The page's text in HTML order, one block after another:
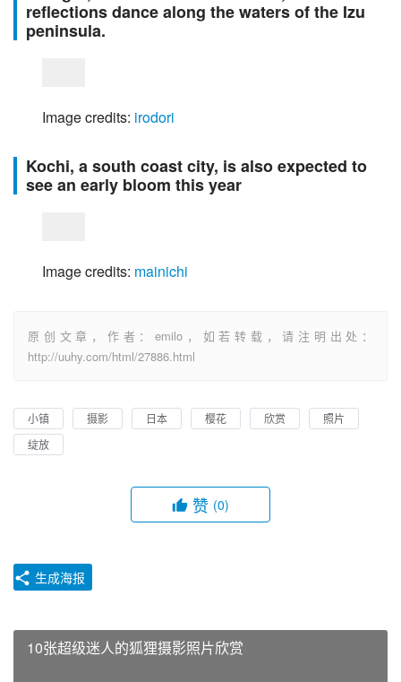
reflections dance along the waters of the Izu
peninsula.
Image credits: irodori
Kochi, a south coast city, is also expected to
see an early bloom this year
Image credits: mainichi
原创文章，作者：emilo，如若转载，请注明出处：
http://uuhy.com/html/27886.html
小镇 摄影 日本 樱花 欣赏
照片
绽放
赞 (0)
生成海报
10张超级迷人的狐狸摄影照片欣赏